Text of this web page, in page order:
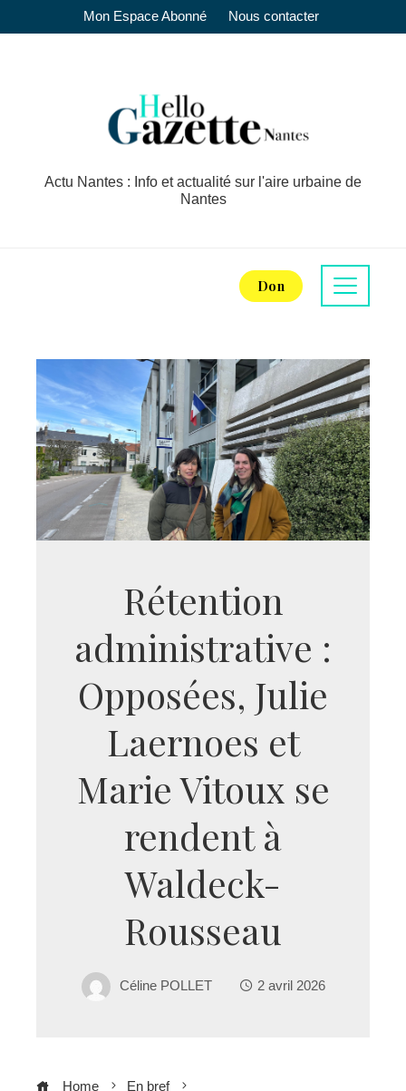
Mon Espace Abonné Nous contacter
Actu Nantes : Info et actualité sur l'aire urbaine de
Nantes
Don
Rétention
administrative :
Opposées, Julie
Laernoes et
Marie Vitoux se
rendent à
Waldeck-
Rousseau
Céline POLLET 2 avril 2026
Home
En bref